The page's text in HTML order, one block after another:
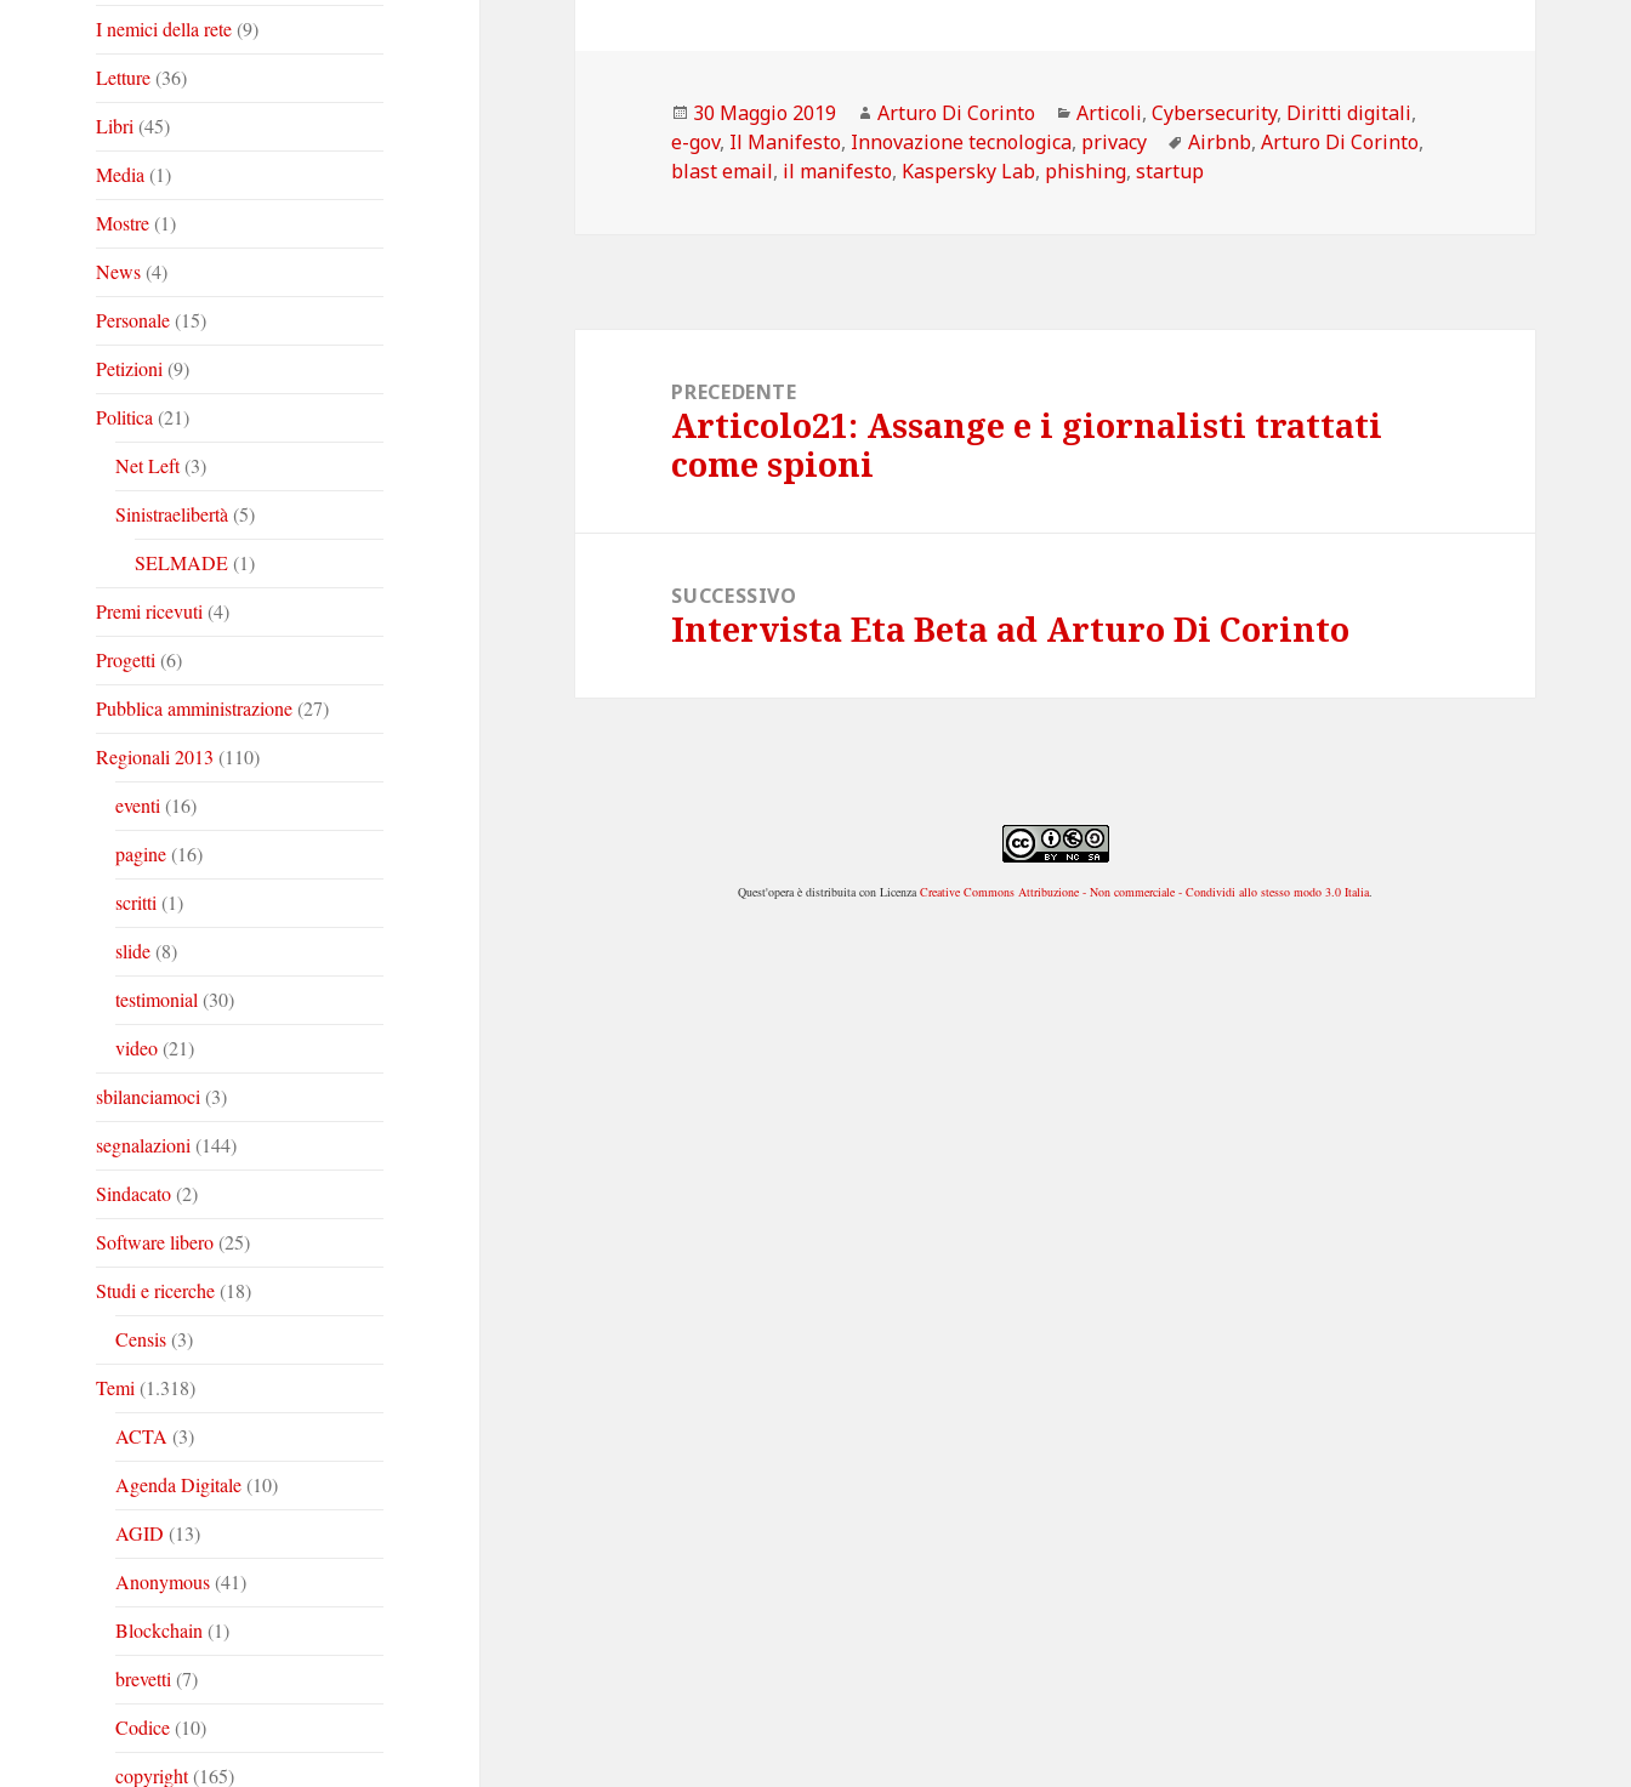
I nemici della rete(9)
Letture(36)
Libri (45)
Media (1)
Mostre(1)
News(4)
Personale(15)
Petizioni (9)
Politica (21)
Net Left(3)
Sinistraelibertà (5)
SELMADE(1)
Premi ricevuti (4)
Progetti (6)
Pubblica amministrazione(27)
Regionali 2013 (110)
eventi (16)
pagine(16)
scritti (1)
slide(8)
testimonial (30)
video(21)
sbilanciamoci (3)
segnalazioni (144)
Sindacato(2)
Software libero(25)
Studi e ricerche(18)
Censis(3)
Temi (1.318)
ACTA (3)
Agenda Digitale(10)
AGID (13)
Anonymous(41)
Blockchain (1)
brevetti (7)
Codice(10)
copyright(165)
Scritto
il
30 Maggio 2019 Autore
Arturo Di Corinto Categorie
Articoli,Cybersecurity, Diritti digitali,
e-gov, Il Manifesto, Innovazione tecnologica, privacy Tag
Airbnb,Arturo Di Corinto,
blast email, il manifesto, Kaspersky Lab, phishing,startup
PRECEDENTE
Articolo
precedente:
Articolo21: Assange e i giornalisti trattati
come spioni
SUCCESSIVO
Articolo
Intervista Eta Beta ad Arturo Di Corinto
Quest'opera è distribuita con LicenzaCreative Commons Attribuzione - Non commerciale - Condividi allo stesso modo 3.0 Italia.